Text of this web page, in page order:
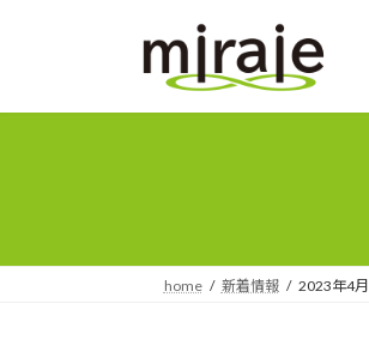
プ
動
home 新着情報 2023年4月